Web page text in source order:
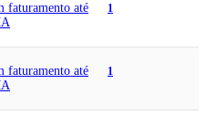
faturamento até
1
faturamento até
1